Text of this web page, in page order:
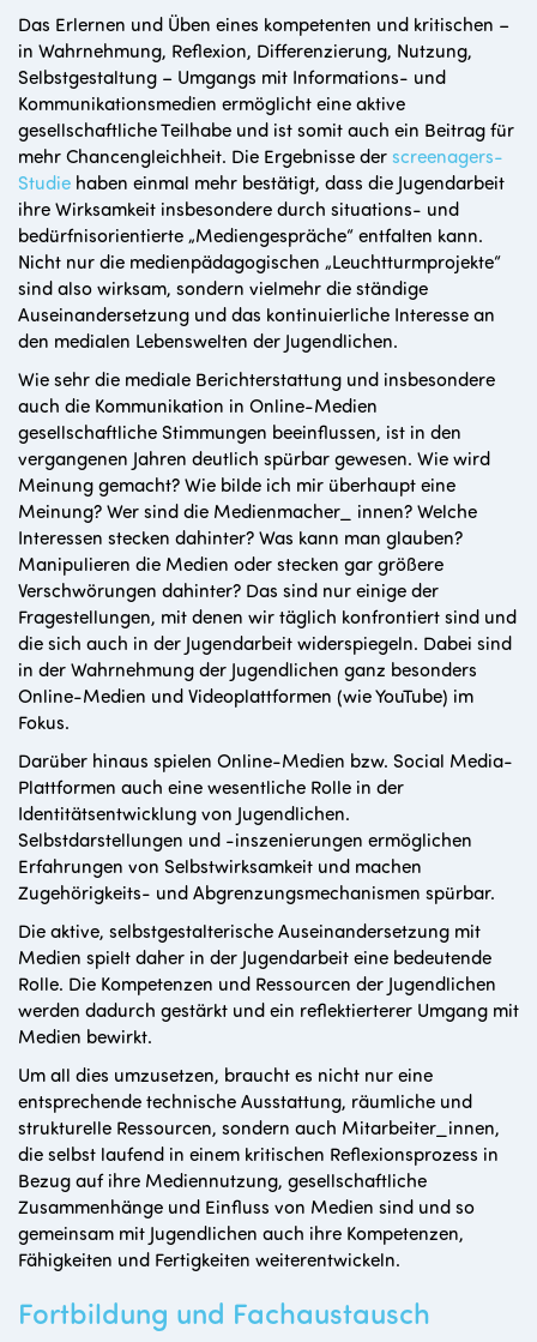
Das Erlernen und Üben eines kompetenten und kritischen –
in Wahrnehmung, Reflexion, Differenzierung, Nutzung,
Selbstgestaltung – Umgangs mit Informations- und
Kommunikationsmedien ermöglicht eine aktive
gesellschaftliche Teilhabe und ist somit auch ein Beitrag für
mehr Chancengleichheit. Die Ergebnisse derscreenagers-
Studie haben einmal mehr bestätigt, dass die Jugendarbeit
ihre Wirksamkeit insbesondere durch situations- und
bedürfnisorientierte „Mediengespräche“ entfalten kann.
Nicht nur die medienpädagogischen „Leuchtturmprojekte“
sind also wirksam, sondern vielmehr die ständige
Auseinandersetzung und das kontinuierliche Interesse an
den medialen Lebenswelten der Jugendlichen.
Wie sehr die mediale Berichterstattung und insbesondere
auch die Kommunikation in Online-Medien
gesellschaftliche Stimmungen beeinflussen, ist in den
vergangenen Jahren deutlich spürbar gewesen. Wie wird
Meinung gemacht? Wie bilde ich mir überhaupt eine
Meinung? Wer sind die Medienmacher_ innen? Welche
Interessen stecken dahinter? Was kann man glauben?
Manipulieren die Medien oder stecken gar größere
Verschwörungen dahinter? Das sind nur einige der
Fragestellungen, mit denen wir täglich konfrontiert sind und
die sich auch in der Jugendarbeit widerspiegeln. Dabei sind
in der Wahrnehmung der Jugendlichen ganz besonders
Online-Medien und Videoplattformen (wie YouTube) im
Fokus.
Darüber hinaus spielen Online-Medien bzw. Social Media-
Plattformen auch eine wesentliche Rolle in der
Identitätsentwicklung von Jugendlichen.
Selbstdarstellungen und -inszenierungen ermöglichen
Erfahrungen von Selbstwirksamkeit und machen
Zugehörigkeits- und Abgrenzungsmechanismen spürbar.
Die aktive, selbstgestalterische Auseinandersetzung mit
Medien spielt daher in der Jugendarbeit eine bedeutende
Rolle. Die Kompetenzen und Ressourcen der Jugendlichen
werden dadurch gestärkt und ein reflektierterer Umgang mit
Medien bewirkt.
Um all dies umzusetzen, braucht es nicht nur eine
entsprechende technische Ausstattung, räumliche und
strukturelle Ressourcen, sondern auch Mitarbeiter_innen,
die selbst laufend in einem kritischen Reflexionsprozess in
Bezug auf ihre Mediennutzung, gesellschaftliche
Zusammenhänge und Einfluss von Medien sind und so
gemeinsam mit Jugendlichen auch ihre Kompetenzen,
Fähigkeiten und Fertigkeiten weiterentwickeln.
Fortbildung und Fachaustausch